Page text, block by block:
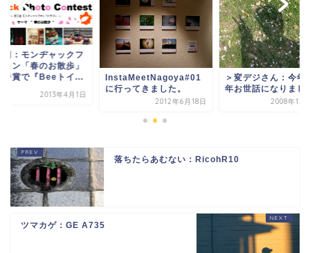
回：モンヂャックフ
コン「春のお散歩」
ジ賞で『Beeトイ...
2013年4月1日
InstaMeetNagoya#01
に行ってきました。
2012年6月18日
＞変デジさん：今年
年お世話になりまし
2008年12
落ちたらあむない：RicohR10
ツマカゲ：GE A735